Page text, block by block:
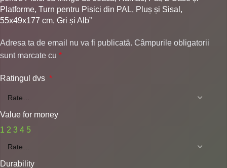
Platforme, Turn pentru Pisici din PAL, Pluș și Sisal,
55x49x177 cm, Gri și Alb”
Adresa ta de email nu va fi publicată. Câmpurile obligatorii
sunt marcate cu*
Ratingul dvs*
Value for money
1 2 3 4 5
Durability